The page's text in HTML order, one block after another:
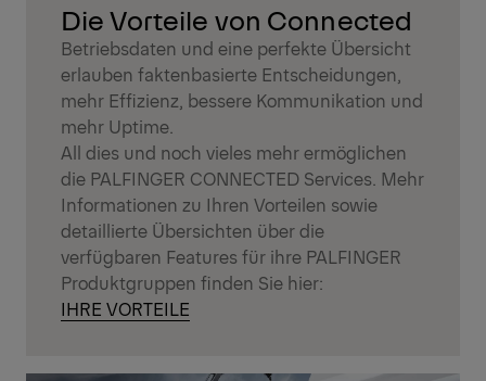
Die Vorteile von Connected
Betriebsdaten und eine perfekte Übersicht
erlauben faktenbasierte Entscheidungen,
mehr Effizienz, bessere Kommunikation und
mehr Uptime.
All dies und noch vieles mehr ermöglichen
die PALFINGER CONNECTED Services. Mehr
Informationen zu Ihren Vorteilen sowie
detaillierte Übersichten über die
verfügbaren Features für ihre PALFINGER
Produktgruppen finden Sie hier:
IHRE VORTEILE